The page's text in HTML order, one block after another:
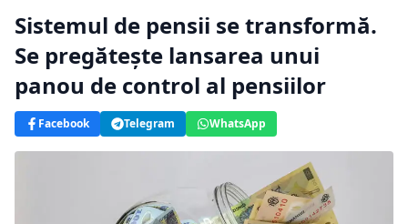
Sistemul de pensii se transformă.
Se pregătește lansarea unui
panou de control al pensiilor
Facebook Telegram WhatsApp